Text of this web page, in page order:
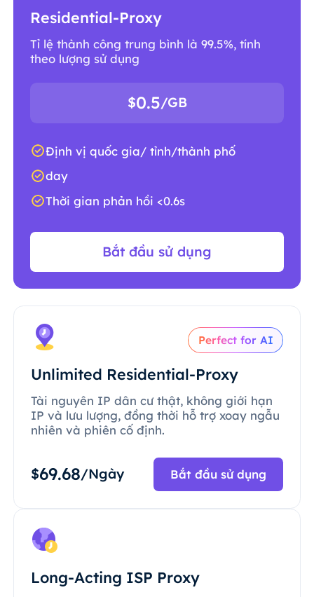
Residential-Proxy
Tỉ lệ thành công trung bình là 99.5%, tính
theo lượng sử dụng
$0.5/GB
Định vị quốc gia/ tỉnh/thành phố
day
Thời gian phản hồi <0.6s
Bắt đầu sử dụng
Perfect for AI
Unlimited Residential-Proxy
Tài nguyên IP dân cư thật, không giới hạn
IP và lưu lượng, đồng thời hỗ trợ xoay ngẫu
nhiên và phiên cố định.
$69.68/Ngày Bắt đầu sử dụng
Long-Acting ISP Proxy